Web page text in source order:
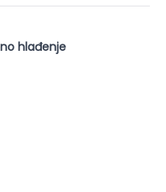
hlađenje